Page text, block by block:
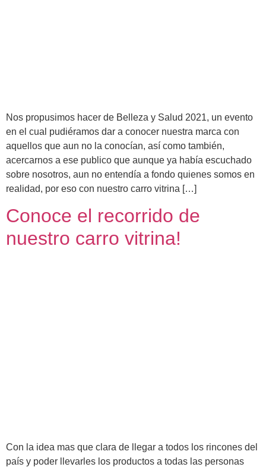
Nos propusimos hacer de Belleza y Salud 2021, un evento
en el cual pudiéramos dar a conocer nuestra marca con
aquellos que aun no la conocían, así como también,
acercarnos a ese publico que aunque ya había escuchado
sobre nosotros, aun no entendía a fondo quienes somos en
realidad, por eso con nuestro carro vitrina […]
Conoce el recorrido de
nuestro carro vitrina!
Con la idea mas que clara de llegar a todos los rincones del
país y poder llevarles los productos a todas las personas